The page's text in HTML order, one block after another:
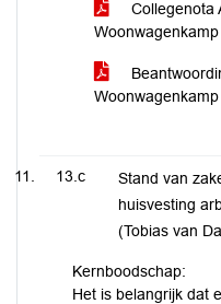
Collegenota
13.c
Stand van
huisvesting
(Tobias van
Kernboodschap:
Het is belangrijk dat